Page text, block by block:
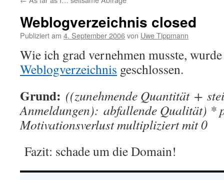
Weblogverzeichnis closed
Publiziert am 4. September 2006von Uwe Tippmann
Wie ich grad vernehmen musste, wurde
Weblogverzeichnis geschlossen.
Grund: ((zunehmende Quantität +
Anmeldungen): abfallende Qualität) *
Motivationsverlust multipliziert mit 0
Fazit: schade um die Domain!